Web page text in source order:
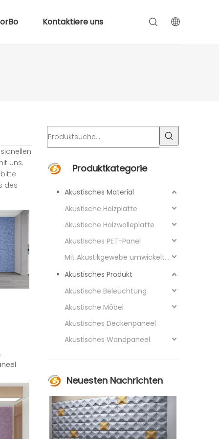
Kontaktiere uns
uns.
des
Produktkategorie
Akustisches Material
Akustische Holzplatte
Akustische Holzwolleplatte
Akustisches PET-Panel
Mit Akustikgewebe umwickeltes Paneel
Akustisches Produkt
Akustische Beleuchtung
Akustische Möbel
Akustisches Deckenpaneel
Akustisches Wandpaneel
Neuesten Nachrichten